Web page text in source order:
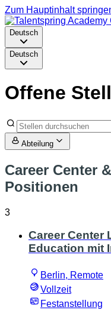
Zum Hauptinhalt
Deutsch
Deutsch
Offene
Abteilung
Career Center
Positionen
3
Career Center
Education mit
Berlin, Remote
Vollzeit
Festanstellung